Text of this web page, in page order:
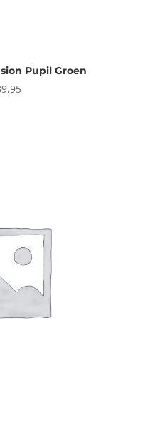
Pupil Groen